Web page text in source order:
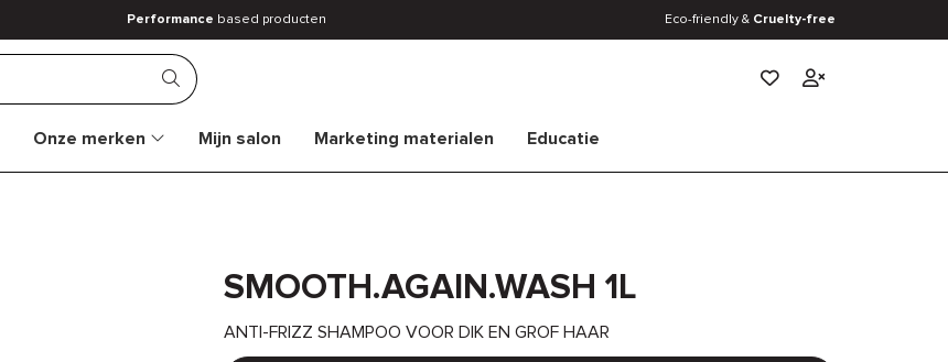
Performance based producten Eco-friendly & Cruelty-free
Verlanglijstje
Onze merken Mijn salon Marketing materialen Educatie
SMOOTH.AGAIN.WASH 1L
ANTI-FRIZZ SHAMPOO VOOR DIK EN GROF HAAR